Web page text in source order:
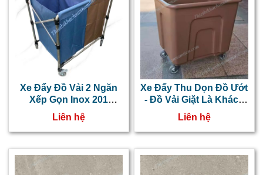
Xe Đẩy Đồ Vải 2 Ngăn
Xếp Gọn Inox 201
NT0507028
Liên hệ
Xe Đẩy Thu Dọn Đồ Ướt
- Đồ Vải Giặt Là Khách
Sạn NT0507027
Liên hệ